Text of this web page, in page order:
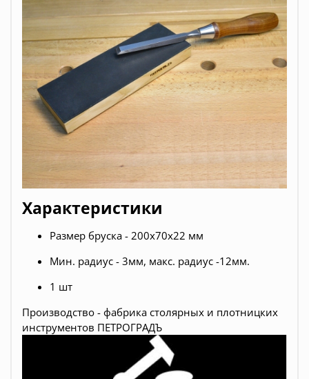
Характеристики
Размер бруска - 200х70х22 мм
Мин. радиус - 3мм, макс. радиус -12мм.
1 шт
Производство - фабрика столярных и плотницких
инструментов ПЕТРОГРАДЪ